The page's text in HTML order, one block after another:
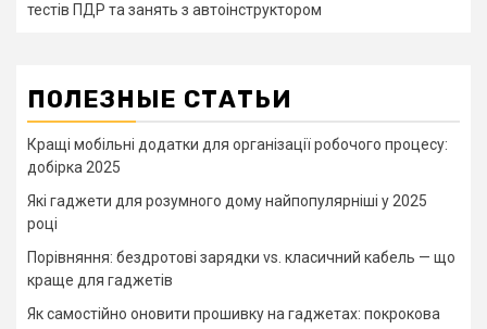
тестів ПДР та занять з автоінструктором
ПОЛЕЗНЫЕ СТАТЬИ
Кращі мобільні додатки для організації робочого процесу:
добірка 2025
Які гаджети для розумного дому найпопулярніші у 2025
році
Порівняння: бездротові зарядки vs. класичний кабель — що
краще для гаджетів
Як самостійно оновити прошивку на гаджетах: покрокова